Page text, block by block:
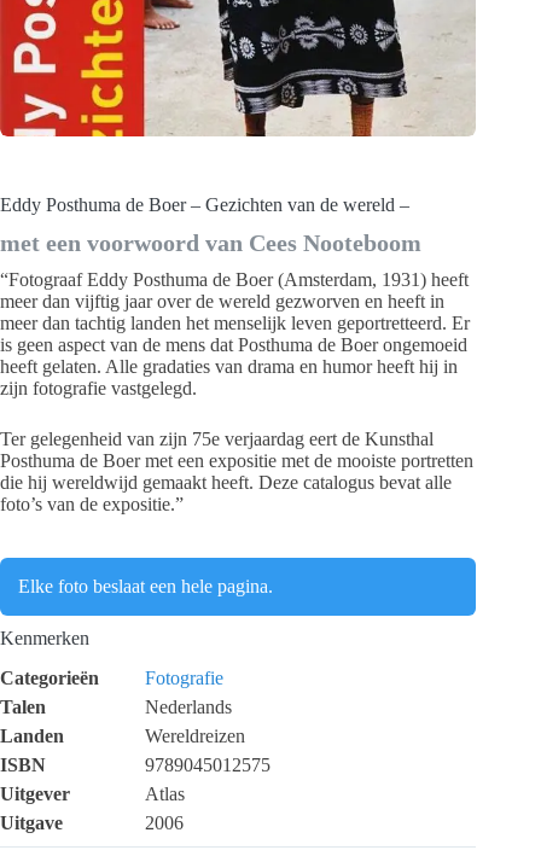
Eddy Posthuma de Boer – Gezichten van de wereld –
met een voorwoord van Cees Nooteboom
“Fotograaf Eddy Posthuma de Boer (Amsterdam, 1931) heeft
meer dan vijftig jaar over de wereld gezworven en heeft in
meer dan tachtig landen het menselijk leven geportretteerd. Er
is geen aspect van de mens dat Posthuma de Boer ongemoeid
heeft gelaten. Alle gradaties van drama en humor heeft hij in
zijn fotografie vastgelegd.
Ter gelegenheid van zijn 75e verjaardag eert de Kunsthal
Posthuma de Boer met een expositie met de mooiste portretten
die hij wereldwijd gemaakt heeft. Deze catalogus bevat alle
foto’s van de expositie.”
Elke foto beslaat een hele pagina.
Kenmerken
Categorieën
Fotografie
Talen
Nederlands
Landen
Wereldreizen
ISBN
9789045012575
Uitgever
Atlas
Uitgave
2006